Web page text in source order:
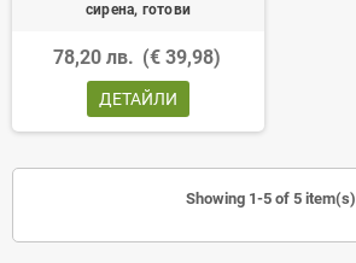
сирена, готови
78,20 лв. (€ 39,98)
ДЕТАЙЛИ
Showing 1-5 of 5 item(s)